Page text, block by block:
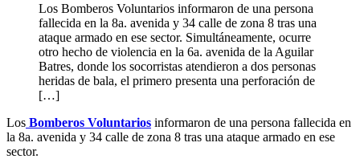
Los Bomberos Voluntarios informaron de una persona
fallecida en la 8a. avenida y 34 calle de zona 8 tras una
ataque armado en ese sector. Simultáneamente, ocurre
otro hecho de violencia en la 6a. avenida de la Aguilar
Batres, donde los socorristas atendieron a dos personas
heridas de bala, el primero presenta una perforación de
[…]
Los Bomberos Voluntarios informaron de una persona fallecida en
la 8a. avenida y 34 calle de zona 8 tras una ataque armado en ese
sector.